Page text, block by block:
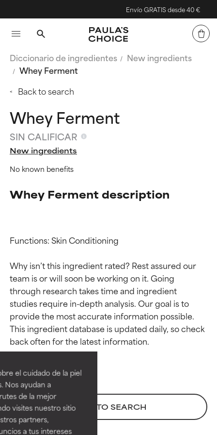
el cuidado de la piel
Nos ayudan a
de la mejor
visites nuestro sitio
partners,
a tus intereses
Envío GRATIS desde 40 €
Diccionario de ingredientes
New ingredients
Whey Ferment
Back to search
Whey Ferment
SIN CALIFICAR
New ingredients
No known benefits
Whey Ferment description
Functions: Skin Conditioning
Why isn’t this ingredient rated? Rest assured our
team is or will soon be working on it. Going
through research takes time and ingredient
studies require in-depth analysis. Our goal is to
provide the most accurate information possible.
This ingredient database is updated daily, so check
BACK TO SEARCH
Calificaciones de
ingredientes
EXCELENTE
Ingrediente sobresaliente con
beneficios reales para la piel. Su
Calificaciones de
ingredientes
EXCELENTE
Ingrediente sobresaliente con
beneficios reales para la piel. Su